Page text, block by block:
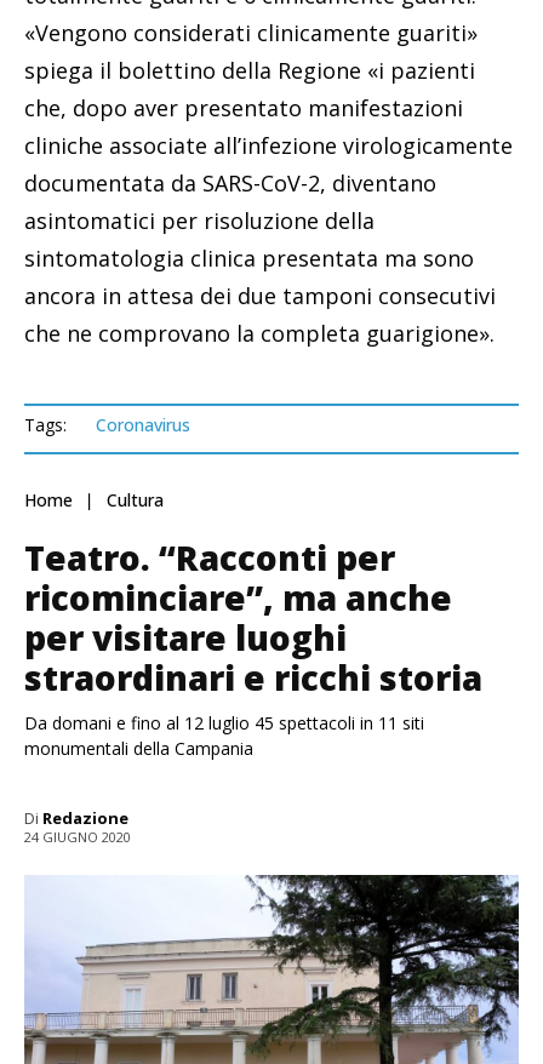
«Vengono considerati clinicamente guariti»
spiega il bolettino della Regione «i pazienti
che, dopo aver presentato manifestazioni
cliniche associate all’infezione virologicamente
documentata da SARS-CoV-2, diventano
asintomatici per risoluzione della
sintomatologia clinica presentata ma sono
ancora in attesa dei due tamponi consecutivi
che ne comprovano la completa guarigione».
Tags: Coronavirus
Home Cultura
Teatro. “Racconti per
ricominciare”, ma anche
per visitare luoghi
straordinari e ricchi storia
Da domani e fino al 12 luglio 45 spettacoli in 11 siti
monumentali della Campania
Di Redazione
24 GIUGNO 2020